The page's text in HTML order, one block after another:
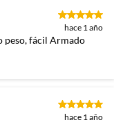
hace 1 año
peso, fácil Armado
hace 1 año